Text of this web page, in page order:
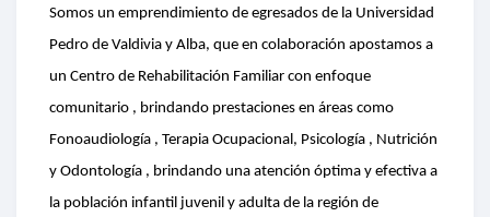
Somos un emprendimiento de egresados de la Universidad
Pedro de Valdivia y Alba, que en colaboración apostamos a
un Centro de Rehabilitación Familiar con enfoque
comunitario , brindando prestaciones en áreas como
Fonoaudiología , Terapia Ocupacional, Psicología , Nutrición
y Odontología , brindando una atención óptima y efectiva a
la población infantil juvenil y adulta de la región de